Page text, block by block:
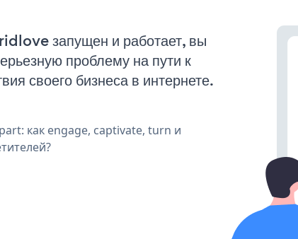
запущен и работает, вы
проблему на пути к
своего бизнеса в интернете.
как engage, captivate, turn и